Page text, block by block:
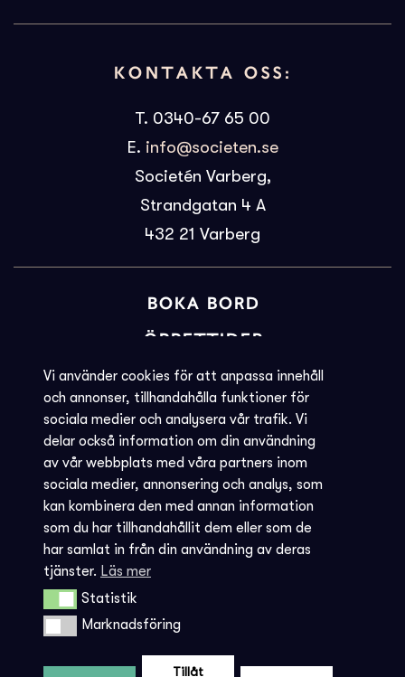
Vi använder cookies för att anpassa innehåll
och annonser, tillhandahålla funktioner för
sociala medier och analysera vår trafik. Vi
delar också information om din användning
av vår webbplats med våra partners inom
sociala medier, annonsering och analys, som
kan kombinera den med annan information
som du har tillhandahållit dem eller som de
har samlat in från din användning av deras
tjänster. Läs mer
StatistikStatistik
Marknadsföring
Marknadsföring
Tillåt
KONTAKTA OSS:
T. 0340-67 65 00
E. info@societen.se
Societén Varberg,
Strandgatan 4 A
432 21 Varberg
BOKA BORD
ÖPPETTIDER
BILJETTINFORMATION
KVARGLÖMT
Societéns policy
JOBBA MED OSS
INTEGRITETSPOLICY
AVBOKNING - REGLER